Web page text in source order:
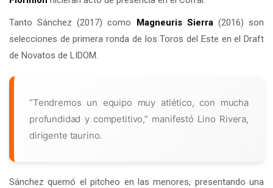
Tanto Sánchez (2017) como Magneuris Sierra(2016) son
selecciones de primera ronda de los Toros del Este en el Draft
de Novatos de LIDOM.
“Tendremos un equipo muy atlético, con mucha
profundidad y competitivo,” manifestó Lino Rivera,
dirigente taurino.
Sánchez quemó el pitcheo en las menores, presentando una